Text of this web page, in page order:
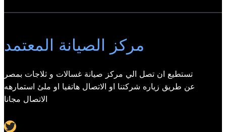
مركز الصيانة المعتمد
تستطيع ان تصل الي مركز صيانة غسالات و ثلاجات بمصر
عن طريق زياره شركتنا او الاتصال هاتفيا او ملئ استمارهه
الاتصال مجانا
Twitter